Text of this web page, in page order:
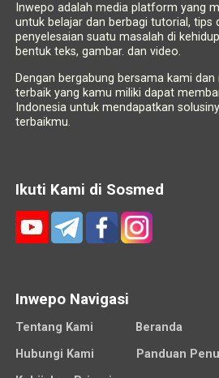
Inwepo adalah media platform yang
untuk belajar dan berbagi tutorial, tips
penyelesaian suatu masalah di
bentuk teks, gambar. dan video.
Dengan bergabung bersama kami
terbaik yang kamu miliki dapat
Indonesia untuk mendapatkan
terbaikmu.
Ikuti Kami di Sosmed
Inwepo Navigasi
Tentang Kami
Beranda
Hubungi Kami
Panduan